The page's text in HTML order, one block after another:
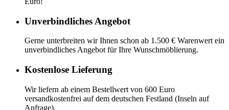
Unverbindliches Angebot
Gerne unterbreiten wir Ihnen schon ab 1.500 € Warenwert ein
unverbindliches Angebot für Ihre Wunschmöblierung.
Kostenlose Lieferung
Wir liefern ab einem Bestellwert von 600 Euro
versandkostenfrei auf dem deutschen Festland (Inseln auf
Anfrage).